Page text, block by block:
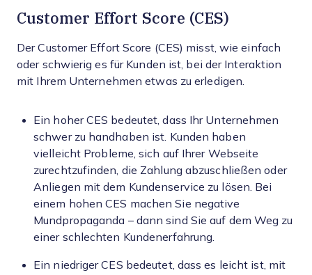
Customer Effort Score (CES)
Der Customer Effort Score (CES) misst, wie einfach
oder schwierig es für Kunden ist, bei der Interaktion
mit Ihrem Unternehmen etwas zu erledigen.
Ein hoher CES bedeutet, dass Ihr Unternehmen
schwer zu handhaben ist. Kunden haben
vielleicht Probleme, sich auf Ihrer Webseite
zurechtzufinden, die Zahlung abzuschließen oder
Anliegen mit dem Kundenservice zu lösen. Bei
einem hohen CES machen Sie negative
Mundpropaganda – dann sind Sie auf dem Weg zu
einer schlechten Kundenerfahrung.
Ein niedriger CES bedeutet, dass es leicht ist, mit